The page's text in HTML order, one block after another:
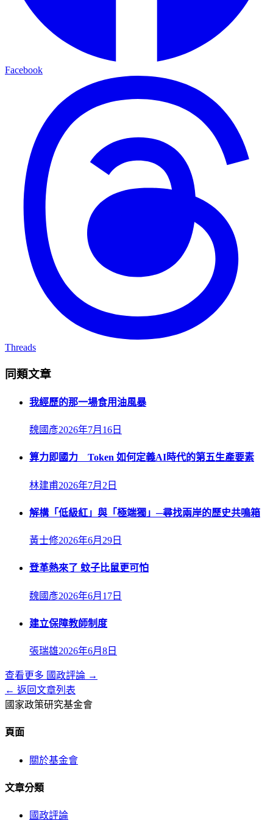
Facebook
Threads
同類文章
我經歷的那一場食用油風暴
魏國彥2026年7月16日
算力即國力 Token 如何定義AI時代的第五生產要素
林建甫2026年7月2日
解構「低級紅」與「極端獨」─尋找兩岸的歷史共鳴箱
黃士修2026年6月29日
登革熱來了 蚊子比鼠更可怕
魏國彥2026年6月17日
建立保障教師制度
張瑞雄2026年6月8日
查看更多 國政評論 →
← 返回文章列表
國家政策研究基金會
頁面
關於基金會
文章分類
國政評論